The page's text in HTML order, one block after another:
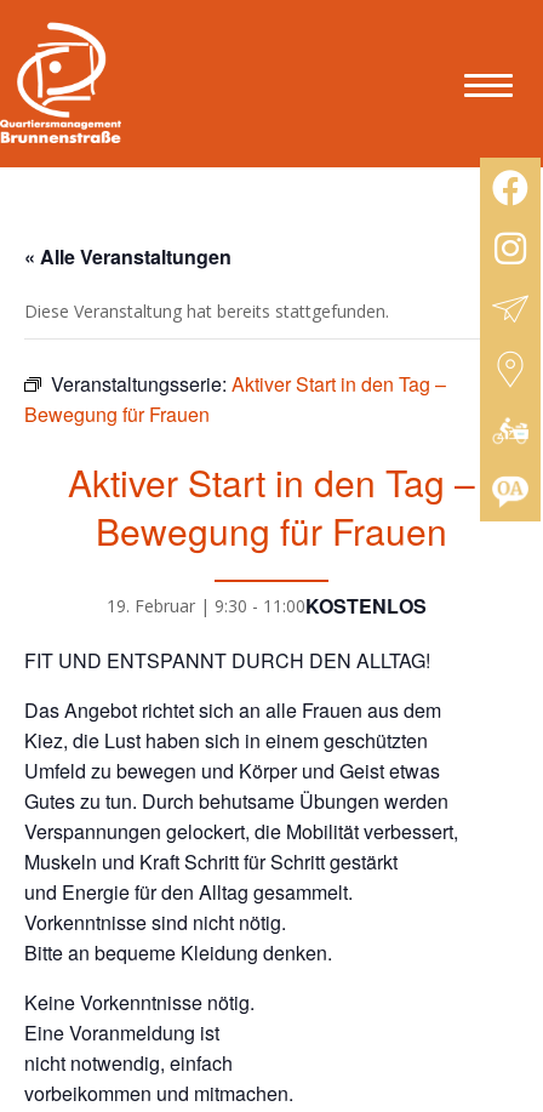
« Alle Veranstaltungen
Diese Veranstaltung hat bereits stattgefunden.
Veranstaltungsserie: Aktiver Start in den Tag –
Bewegung für Frauen
Aktiver Start in den Tag –
Bewegung für Frauen
19. Februar | 9:30 - 11:00KOSTENLOS
FIT UND ENTSPANNT DURCH DEN ALLTAG!
Das Angebot richtet sich an alle Frauen aus dem
Kiez, die Lust haben sich in einem geschützten
Umfeld zu bewegen und Körper und Geist etwas
Gutes zu tun. Durch behutsame Übungen werden
Verspannungen gelockert, die Mobilität verbessert,
Muskeln und Kraft Schritt für Schritt gestärkt
und Energie für den Alltag gesammelt.
Vorkenntnisse sind nicht nötig.
Bitte an bequeme Kleidung denken.
Keine Vorkenntnisse nötig.
Eine Voranmeldung ist
nicht notwendig, einfach
vorbeikommen und mitmachen.